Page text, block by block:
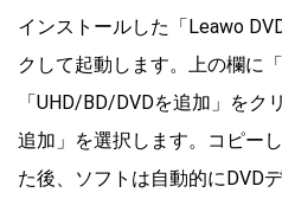
インストールした「Leawo
クして起動します。上の欄に
「UHD/BD/DVDを追加」をク
追加」を選択します。コピー
た後、ソフトは自動的にDVD